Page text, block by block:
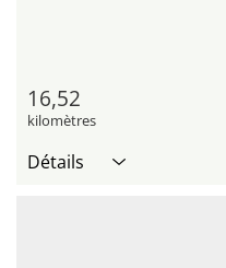
16,52
kilomètres
Détails